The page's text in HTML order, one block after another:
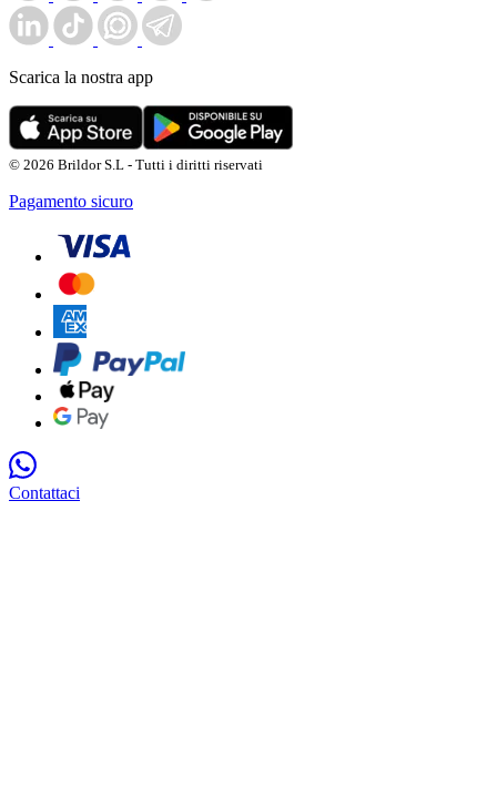
Scarica la nostra app
© 2026 Brildor S.L - Tutti i diritti riservati
Pagamento sicuro
Contattaci